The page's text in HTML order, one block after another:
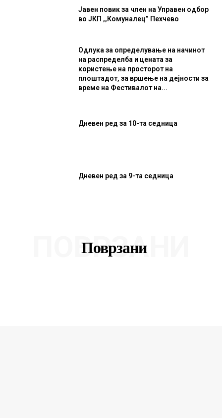
Јавен повик за член на Управен одбор
во ЈКП ,,Комуналец” Пехчево
Одлука за определување на начинот
на распределба и цената за
користење на просторот на
плоштадот, за вршење на дејности за
време на Фестивалот на...
Дневен ред за 10-та седница
Дневен ред за 9-та седница
Поврзани
ПОВРЗАНИ